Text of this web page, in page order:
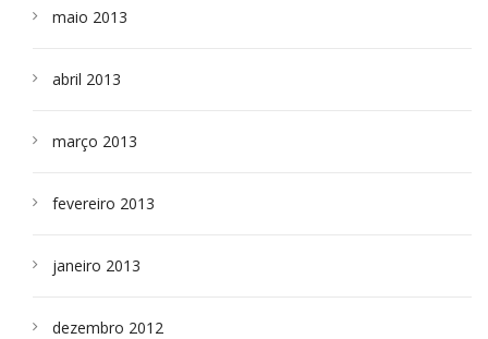
maio 2013
abril 2013
março 2013
fevereiro 2013
janeiro 2013
dezembro 2012